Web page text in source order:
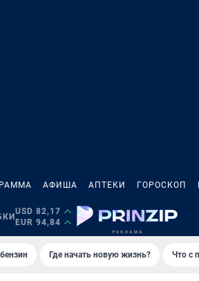
АФИША АПТЕКИ ГОРОСКОП
USD 82,17
EUR 94,84
Где начать новую жизнь? Что с